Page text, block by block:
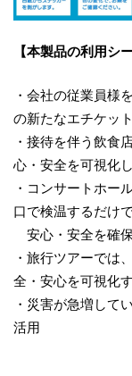
【本製品の利用シ
・会社の従業員様
の新たなエチケッ
・接待を伴う飲食
心・安全を可視化
・コンサートホー
口で検温するだけ
安心・安全を確保
・旅行ツアーでは
全・安心を可視化
・災害が急増して
活用